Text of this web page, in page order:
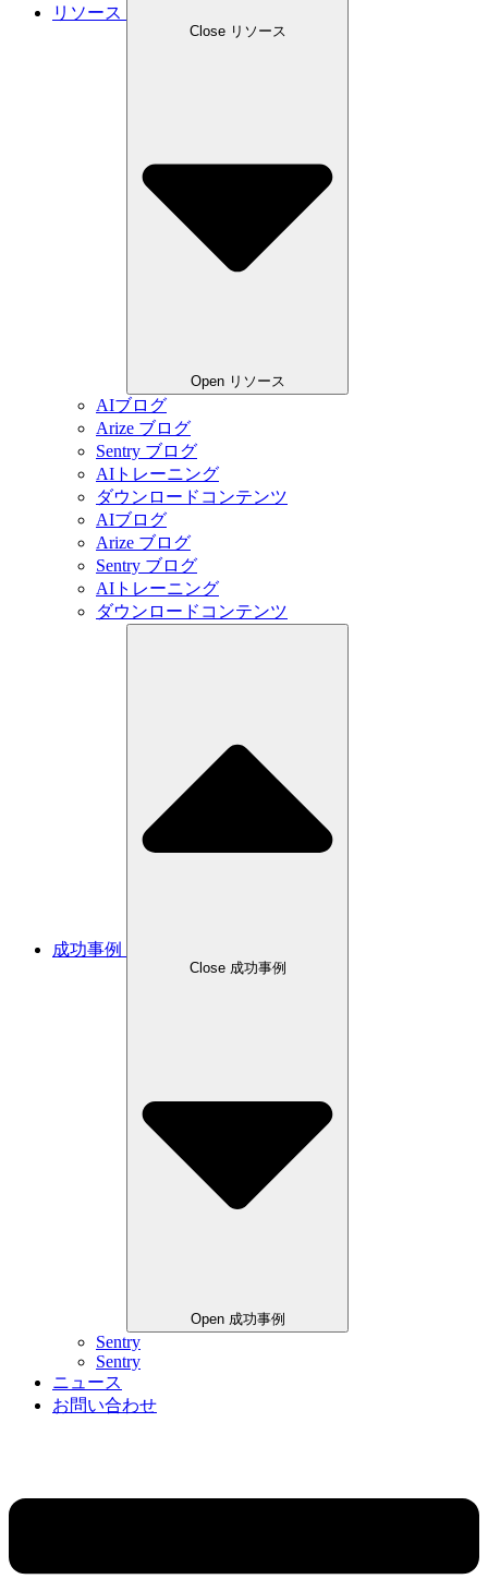
リソース
Close リソース
Open リソース
AIブログ
Arize ブログ
Sentry ブログ
AIトレーニング
ダウンロードコンテンツ
AIブログ
Arize ブログ
Sentry ブログ
AIトレーニング
ダウンロードコンテンツ
成功事例
Close 成功事例
Open 成功事例
Sentry
Sentry
ニュース
お問い合わせ